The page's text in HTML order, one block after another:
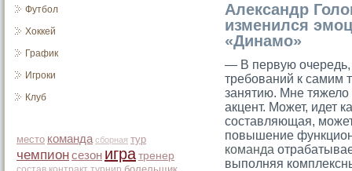
Футбол
Хоккей
График
Игроки
Клуб
место команда сборная тур
чемпионсезон игра тренер
Александр
изменился
«Динамо»
— В первую очередь,
требований к самим
занятию. Мне тяжело
акцент. Может, идет
составляющая,
повышение
команда
выполняя